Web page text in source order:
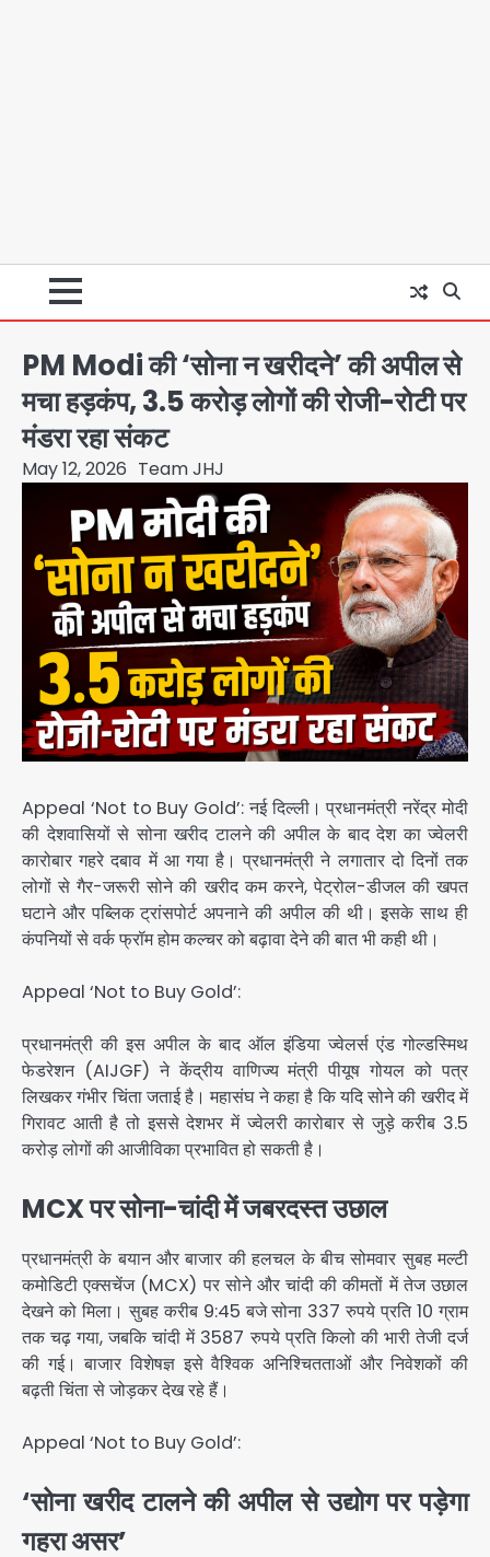
PM Modi की ‘सोना न खरीदने’ की अपील से
मचा हड़कंप, 3.5 करोड़ लोगों की रोजी-रोटी पर
मंडरा रहा संकट
May 12, 2026 Team JHJ
Appeal ‘Not to Buy Gold’: नई दिल्ली। प्रधानमंत्री नरेंद्र मोदी
की देशवासियों से सोना खरीद टालने की अपील के बाद देश का ज्वेलरी
कारोबार गहरे दबाव में आ गया है। प्रधानमंत्री ने लगातार दो दिनों तक
लोगों से गैर-जरूरी सोने की खरीद कम करने, पेट्रोल-डीजल की खपत
घटाने और पब्लिक ट्रांसपोर्ट अपनाने की अपील की थी। इसके साथ ही
कंपनियों से वर्क फ्रॉम होम कल्चर को बढ़ावा देने की बात भी कही थी।
Appeal ‘Not to Buy Gold’:
प्रधानमंत्री की इस अपील के बाद ऑल इंडिया ज्वेलर्स एंड गोल्डस्मिथ
फेडरेशन (AIJGF) ने केंद्रीय वाणिज्य मंत्री पीयूष गोयल को पत्र
लिखकर गंभीर चिंता जताई है। महासंघ ने कहा है कि यदि सोने की खरीद में
गिरावट आती है तो इससे देशभर में ज्वेलरी कारोबार से जुड़े करीब 3.5
करोड़ लोगों की आजीविका प्रभावित हो सकती है।
MCX पर सोना-चांदी में जबरदस्त उछाल
प्रधानमंत्री के बयान और बाजार की हलचल के बीच सोमवार सुबह मल्टी
कमोडिटी एक्सचेंज (MCX) पर सोने और चांदी की कीमतों में तेज उछाल
देखने को मिला। सुबह करीब 9:45 बजे सोना 337 रुपये प्रति 10 ग्राम
तक चढ़ गया, जबकि चांदी में 3587 रुपये प्रति किलो की भारी तेजी दर्ज
की गई। बाजार विशेषज्ञ इसे वैश्विक अनिश्चितताओं और निवेशकों की
बढ़ती चिंता से जोड़कर देख रहे हैं।
Appeal ‘Not to Buy Gold’:
‘सोना खरीद टालने की अपील से उद्योग पर पड़ेगा
गहरा असर’